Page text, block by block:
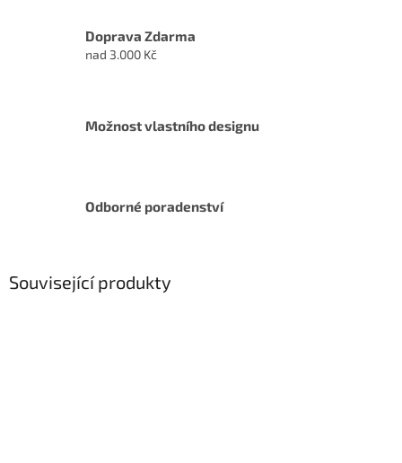
Doprava Zdarma
nad 3.000 Kč
Možnost vlastního designu
Odborné poradenství
Související produkty